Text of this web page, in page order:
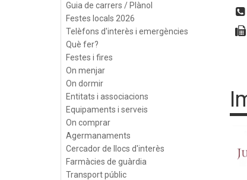
Guia de carrers / Plànol
Festes locals 2026
Telèfons d'interès i emergències
Què fer?
Festes i fires
On menjar
On dormir
Entitats i associacions
Equipaments i serveis
On comprar
Agermanaments
Cercador de llocs d'interès
Farmàcies de guàrdia
Transport públic